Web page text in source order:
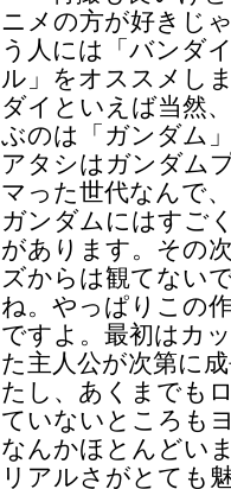
ニメの方が好きじ
う人には「バンダ
ル」をオススメし
ダイといえば当然
ぶのは「ガンダム」
アタシはガンダム
マった世代なんで
ガンダムにはすご
があります。その
ズからは観てない
ね。やっぱりこの
ですよ。最初はカ
た主人公が次第に
たし、あくまでも
ていないところも
なんかほとんどい
リアルさがとても